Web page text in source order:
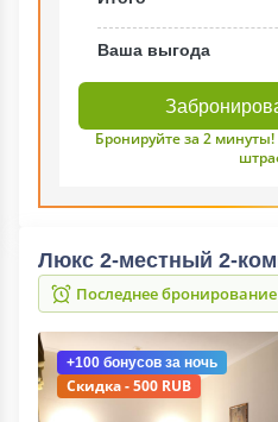
Ваша выгода
Бронируйте за 2
Люкс 2-местный 2-
Последнее
+100 бонусов за ночь
Скидка - 500 RUB